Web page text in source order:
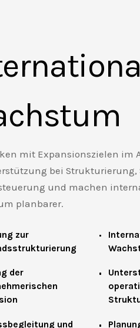
mit Expansionszielen im
bei Strukturierung,
und machen
planbarer.
zur
der
und